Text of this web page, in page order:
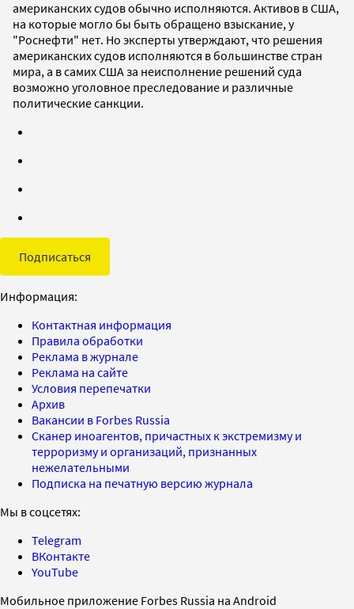
американских судов обычно исполняются. Активов в США,
на которые могло бы быть обращено взыскание, у
"Роснефти" нет. Но эксперты утверждают, что решения
американских судов исполняются в большинстве стран
мира, а в самих США за неисполнение решений суда
возможно уголовное преследование и различные
политические санкции.
Подписаться
Информация:
Контактная информация
Правила обработки
Реклама в журнале
Реклама на сайте
Условия перепечатки
Архив
Вакансии в Forbes Russia
Сканер иноагентов, причастных к экстремизму и
терроризму и организаций, признанных
нежелательными
Подписка на печатную версию журнала
Мы в соцсетях:
Telegram
ВКонтакте
YouTube
Мобильное приложение Forbes Russia на Android